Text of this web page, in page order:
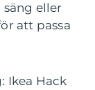
säng eller
att passa
Ikea Hack